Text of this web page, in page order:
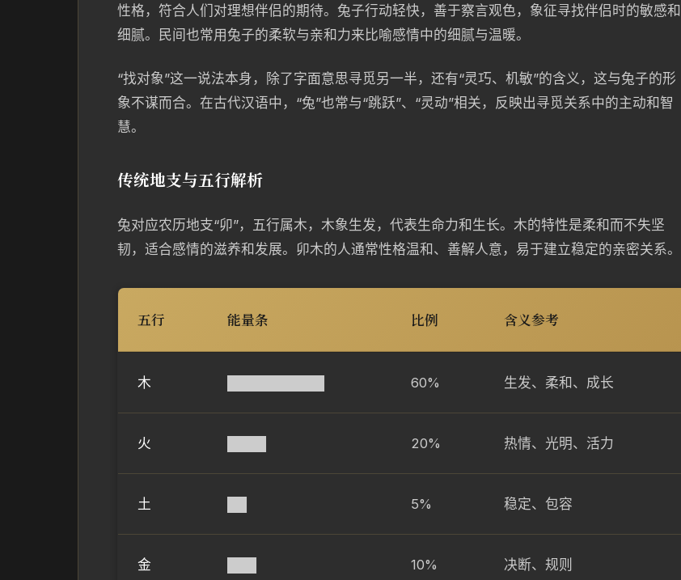
性格，符合人们对理想伴侣的期待。兔子行动轻快，善于察言观色，象征寻找伴侣时的敏感和
细腻。民间也常用兔子的柔软与亲和力来比喻感情中的细腻与温暖。
“找对象”这一说法本身，除了字面意思寻觅另一半，还有“灵巧、机敏”的含义，这与兔子的形
象不谋而合。在古代汉语中，“兔”也常与“跳跃”、“灵动”相关，反映出寻觅关系中的主动和智
慧。
传统地支与五行解析
兔对应农历地支“卯”，五行属木，木象生发，代表生命力和生长。木的特性是柔和而不失坚
韧，适合感情的滋养和发展。卯木的人通常性格温和、善解人意，易于建立稳定的亲密关系。
五行 能量条 比例 含义参考
木 60% 生发、柔和、成长
火 20% 热情、光明、活力
土 5% 稳定、包容
金 10% 决断、规则